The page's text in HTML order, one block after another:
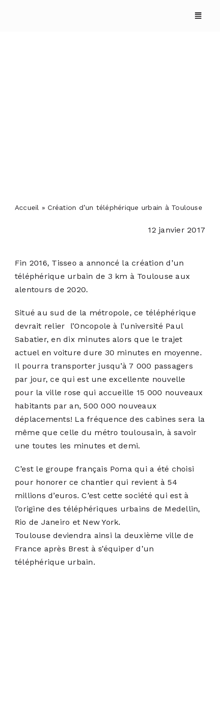
Accueil »Création d’un téléphérique urbain à Toulouse
12 janvier 2017
Fin 2016, Tisseo a annoncé la création d’un
téléphérique urbain de 3 km à Toulouse aux
alentours de 2020.
Situé au sud de la métropole, ce téléphérique
devrait relier l’Oncopole à l’université Paul
Sabatier, en dix minutes alors que le trajet
actuel en voiture dure 30 minutes en moyenne.
Il pourra transporter jusqu’à 7 000 passagers
par jour, ce qui est une excellente nouvelle
pour la ville rose qui accueille 15 000 nouveaux
habitants par an, 500 000 nouveaux
déplacements! La fréquence des cabines sera la
même que celle du métro toulousain, à savoir
une toutes les minutes et demi.
C’est le groupe français Poma qui a été choisi
pour honorer ce chantier qui revient à 54
millions d’euros. C’est cette société qui est à
l’origine des téléphériques urbains de Medellin,
Rio de Janeiro et New York.
Toulouse deviendra ainsi la deuxième ville de
France après Brest à s’équiper d’un
téléphérique urbain.
PODCASTS
S’ABONNER
CONTACT